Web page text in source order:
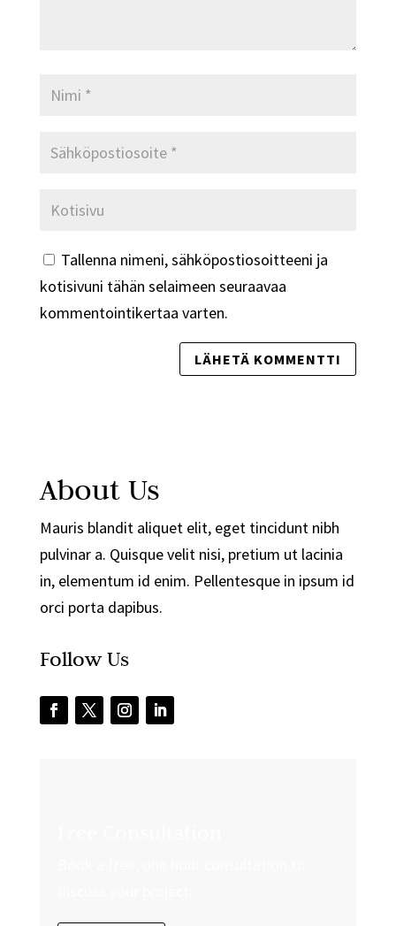
Tallenna nimeni, sähköpostiosoitteeni ja
kotisivuni tähän selaimeen seuraavaa
kommentointikertaa varten.
About Us
Mauris blandit aliquet elit, eget tincidunt nibh
pulvinar a. Quisque velit nisi, pretium ut lacinia
in, elementum id enim. Pellentesque in ipsum id
orci porta dapibus.
Follow Us